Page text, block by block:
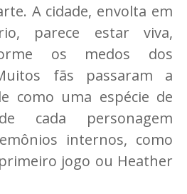
A cidade, envolta em
parece estar viva,
os medos dos
fãs passaram a
como uma espécie de
cada personagem
internos, como
jogo ou Heather